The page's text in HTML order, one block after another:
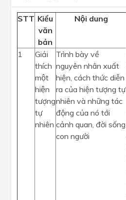
STT Kiểu
văn
bản
Nội dung
1
Giải
thích
một
hiện
tượng
tự
nhiên
Trình bày về
nguyên nhân xuất
hiện, cách thức diễn
ra của hiện tượng tự
nhiên và những tác
động của nó tới
cảnh quan, đời sống
con người